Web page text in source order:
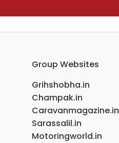
Group Websites
Grihshobha.in
Champak.in
Caravanmagazine.in
Sarassalil.in
Motoringworld.in